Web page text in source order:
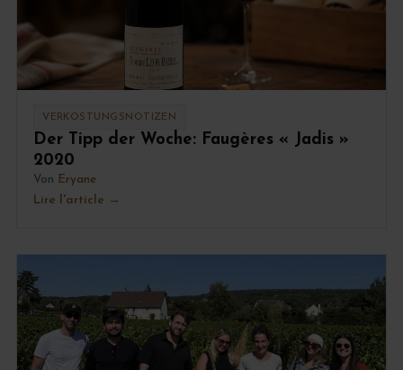
VERKOSTUNGSNOTIZEN
Der Tipp der Woche: Faugères « Jadis »
2020
Von
Eryane
Lire l'article